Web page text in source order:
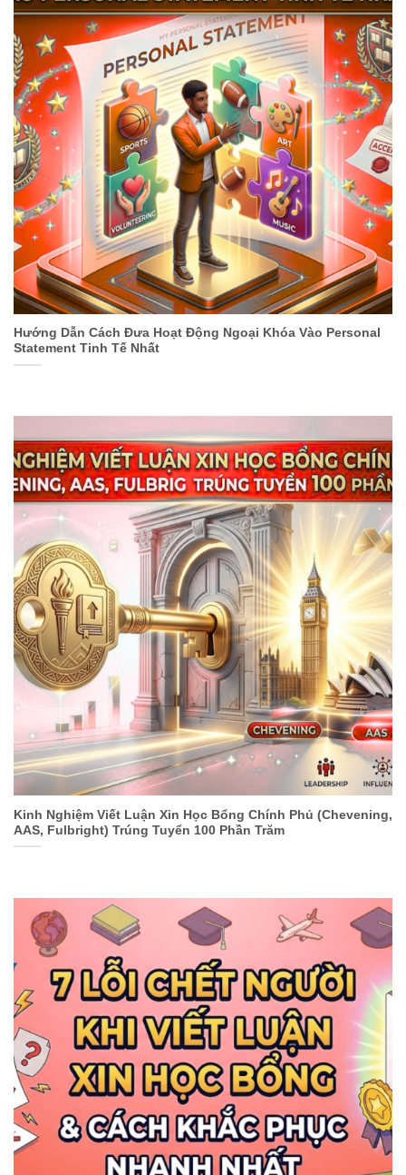
Hướng Dẫn Cách Đưa Hoạt Động Ngoại Khóa Vào Personal
Statement Tinh Tế Nhất
Kinh Nghiệm Viết Luận Xin Học Bổng Chính Phủ (Chevening,
AAS, Fulbright) Trúng Tuyển 100 Phần Trăm